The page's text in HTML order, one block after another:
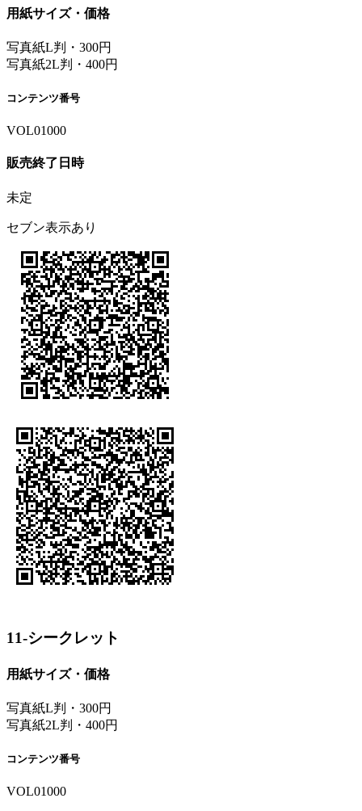
用紙サイズ・価格
写真紙L判・300円
写真紙2L判・400円
コンテンツ番号
VOL01000
販売終了日時
未定
セブン表示あり
11-シークレット
用紙サイズ・価格
写真紙L判・300円
写真紙2L判・400円
コンテンツ番号
VOL01000